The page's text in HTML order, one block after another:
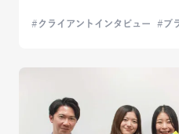
クライアントインタビュー ブ